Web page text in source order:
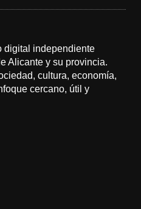
digital independiente
Alicante y su provincia.
cultura, economía,
cercano, útil y